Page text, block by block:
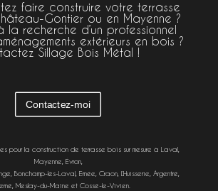
faire construire votre terrasse
Gontier ou en Mayenne ?
la recherche d’un professionnel
extérieurs en bois ?
Sillage Bois Métal !
Contactez-moi
pour la construction de terrasse bois sur mesure à Laval,
Mayenne Évron,
,Bonchamp-lès-Laval ,Ernée ,Craon ,L’Huisserie ,Argentré
,Meslay-du-Maine etCossé-le-Vivien